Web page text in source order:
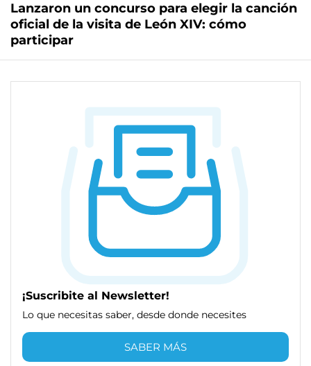
Lanzaron un concurso para elegir la canción
oficial de la visita de León XIV: cómo
participar
¡Suscribite al Newsletter!
Lo que necesitas saber, desde donde necesites
SABER MÁS